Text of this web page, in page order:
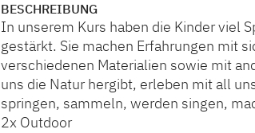
BESCHREIBUNG
In unserem Kurs haben die Kinder viel
gestärkt. Sie machen Erfahrungen mit
verschiedenen Materialien sowie mit
uns die Natur hergibt, erleben mit all
springen, sammeln, werden singen,
2x Outdoor